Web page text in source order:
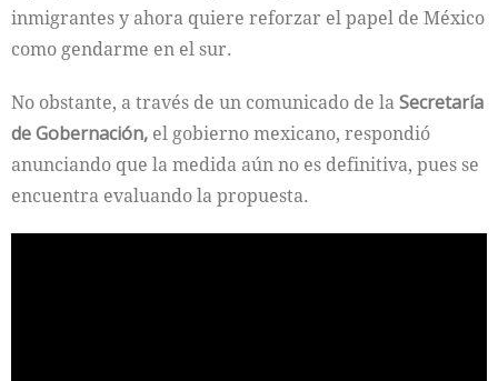
inmigrantes y ahora quiere reforzar el papel de México
como gendarme en el sur.
No obstante, a través de un comunicado de laSecretaría
de Gobernación, el gobierno mexicano, respondió
anunciando que la medida aún no es definitiva, pues se
encuentra evaluando la propuesta.